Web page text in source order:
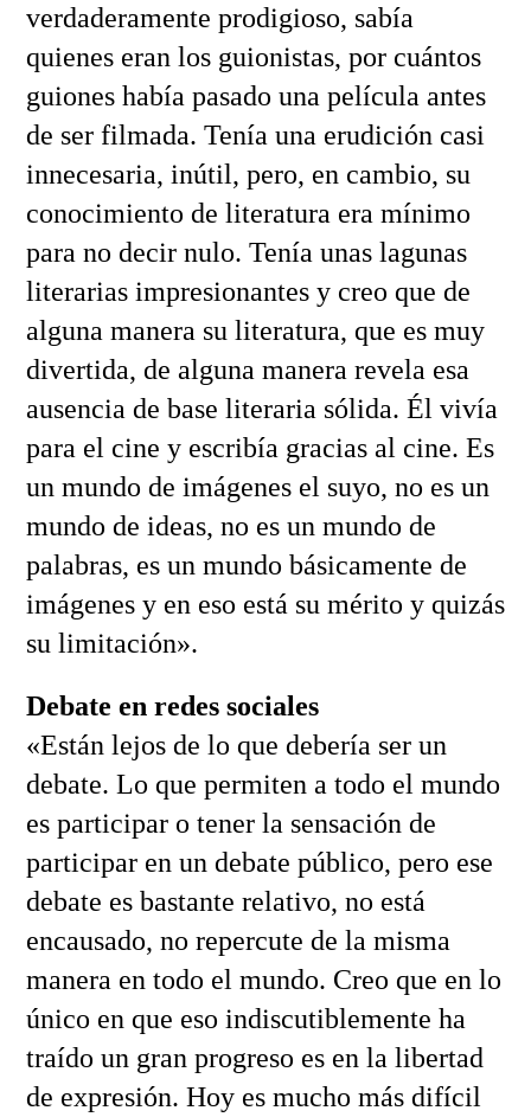
verdaderamente prodigioso, sabía
quienes eran los guionistas, por cuántos
guiones había pasado una película antes
de ser filmada. Tenía una erudición casi
innecesaria, inútil, pero, en cambio, su
conocimiento de literatura era mínimo
para no decir nulo. Tenía unas lagunas
literarias impresionantes y creo que de
alguna manera su literatura, que es muy
divertida, de alguna manera revela esa
ausencia de base literaria sólida. Él vivía
para el cine y escribía gracias al cine. Es
un mundo de imágenes el suyo, no es un
mundo de ideas, no es un mundo de
palabras, es un mundo básicamente de
imágenes y en eso está su mérito y quizás
su limitación».
Debate en redes sociales
«Están lejos de lo que debería ser un
debate. Lo que permiten a todo el mundo
es participar o tener la sensación de
participar en un debate público, pero ese
debate es bastante relativo, no está
encausado, no repercute de la misma
manera en todo el mundo. Creo que en lo
único en que eso indiscutiblemente ha
traído un gran progreso es en la libertad
de expresión. Hoy es mucho más difícil